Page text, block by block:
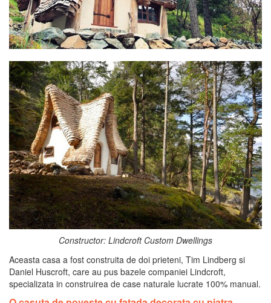
Constructor: Lindcroft Custom Dwellings
Aceasta casa a fost construita de doi prieteni, Tim Lindberg si
Daniel Huscroft, care au pus bazele companiei Lindcroft,
specializata in construirea de case naturale lucrate 100% manual.